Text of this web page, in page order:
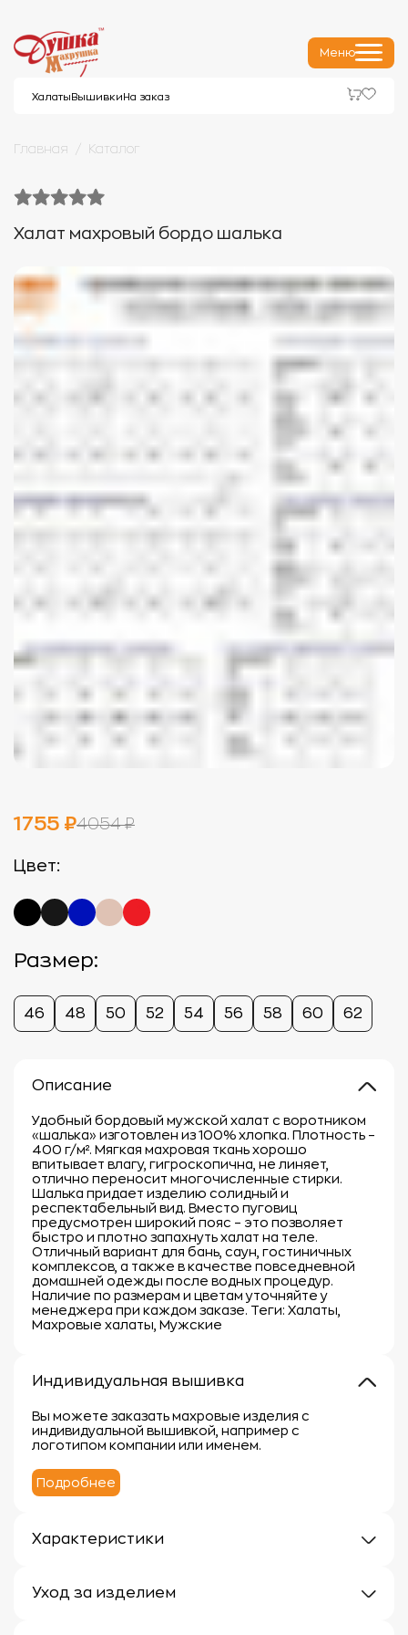
Меню
Халаты Вышивки На заказ
Главная Каталог
Халат махровый бордо шалька
1755 ₽4054 ₽
Цвет:
Размер:
46 48 50 52 54 56 58 60 62
Описание
Удобный бордовый мужской халат с воротником
«шалька» изготовлен из 100% хлопка. Плотность –
400 г/м². Мягкая махровая ткань хорошо
впитывает влагу, гигроскопична, не линяет,
отлично переносит многочисленные стирки.
Шалька придает изделию солидный и
респектабельный вид. Вместо пуговиц
предусмотрен широкий пояс – это позволяет
быстро и плотно запахнуть халат на теле.
Отличный вариант для бань, саун, гостиничных
комплексов, а также в качестве повседневной
домашней одежды после водных процедур.
Наличие по размерам и цветам уточняйте у
менеджера при каждом заказе. Теги: Халаты,
Махровые халаты, Мужские
Индивидуальная вышивка
Вы можете заказать махровые изделия с
индивидуальной вышивкой, например с
логотипом компании или именем.
Подробнее
Характеристики
Материал: 100% хлопок
Уход за изделием